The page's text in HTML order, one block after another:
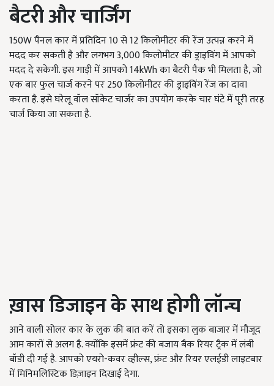
बैटरी और चार्जिंग
150W पैनल कार में प्रतिदिन 10 से 12 किलोमीटर की रेंज उत्पन्न करने में
मदद कर सकती है और लगभग 3,000 किलोमीटर की ड्राइविंग में आपको
मदद दे सकेगी. इस गाड़ी में आपको 14kWh का बैटरी पैक भी मिलता है, जो
एक बार फुल चार्ज करने पर 250 किलोमीटर की ड्राइविंग रेंज का दावा
करता है. इसे घरेलू वॉल सॉकेट चार्जर का उपयोग करके चार घंटे में पूरी तरह
चार्ज किया जा सकता है.
ख़ास डिजाइन के साथ होगी लॉन्च
आने वाली सोलर कार के लुक की बात करें तो इसका लुक बाजार में मौजूद
आम कारों से अलग है. क्योंकि इसमें फ्रंट की बजाय बैक रियर ट्रैक में लंबी
बॉडी दी गई है. आपको एयरो-कवर व्हील्स, फ्रंट और रियर एलईडी लाइटबार
में मिनिमलिस्टिक डिज़ाइन दिखाई देगा.